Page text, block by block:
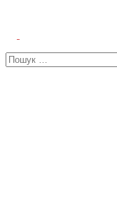
меню
Пошук: